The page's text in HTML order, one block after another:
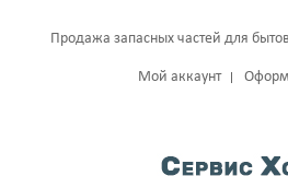
Продажа запасных частей для
Мой аккаунт